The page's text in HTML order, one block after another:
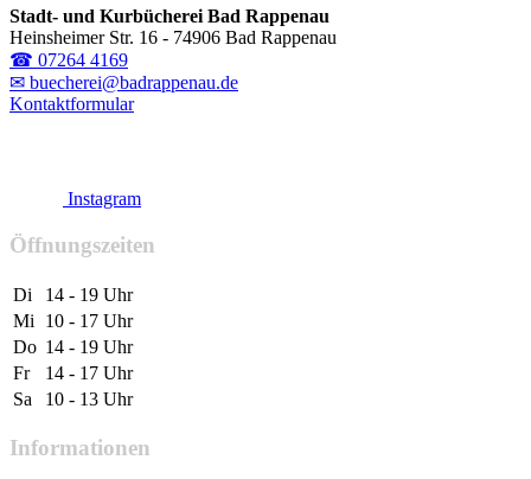
Stadt- und Kurbücherei Bad Rappenau
Heinsheimer Str. 16 - 74906 Bad Rappenau
☎ 07264 4169
✉ buecherei@badrappenau.de
Kontaktformular
Instagram
Öffnungszeiten
Di
14 - 19 Uhr
Mi
10 - 17 Uhr
Do 14 - 19 Uhr
Fr
14 - 17 Uhr
Sa
10 - 13 Uhr
Informationen